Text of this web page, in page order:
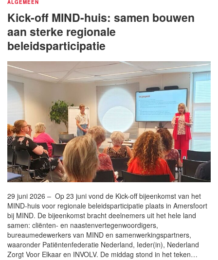
ALGEMEEN
Kick-off MIND-huis: samen bouwen
aan sterke regionale
beleidsparticipatie
29 juni 2026 – Op 23 juni vond de Kick-off bijeenkomst van het
MIND-huis voor regionale beleidsparticipatie plaats in Amersfoort
bij MIND. De bijeenkomst bracht deelnemers uit het hele land
samen: cliënten- en naastenvertegenwoordigers,
bureaumedewerkers van MIND en samenwerkingspartners,
waaronder Patiëntenfederatie Nederland, Ieder(in), Nederland
Zorgt Voor Elkaar en INVOLV. De middag stond in het teken…